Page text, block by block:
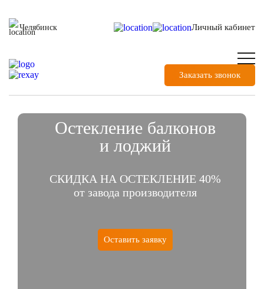
Челябинск Личный кабинет
Заказать звонок
Остекление балконов
и лоджий
СКИДКА НА ОСТЕКЛЕНИЕ 40%
от завода производителя
Оставить заявку